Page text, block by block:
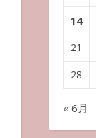
14
21
28
« 6月